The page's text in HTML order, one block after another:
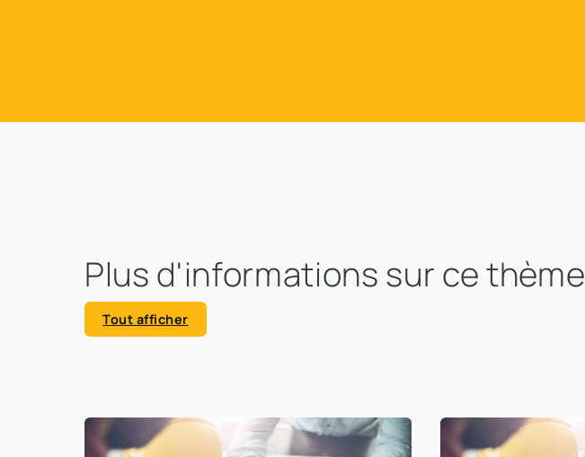
Plus d'informations sur ce thème
Tout afficher